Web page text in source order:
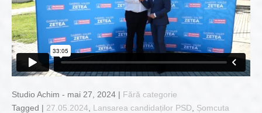
Studio Achim - mai 27, 2024 | Fără categorie
Tagged | 27.05.2024 Lansarea candidaților PSD Șomcuta